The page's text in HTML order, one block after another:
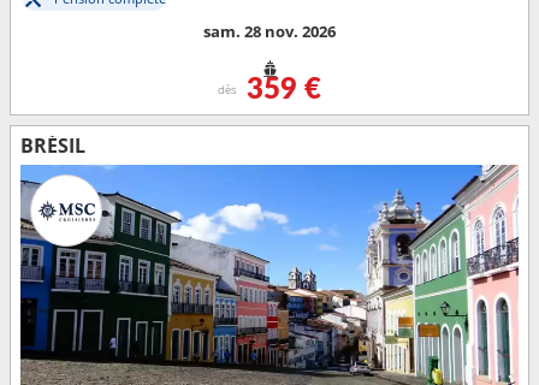
sam. 28 nov. 2026
dès 359 €
BRÉSIL